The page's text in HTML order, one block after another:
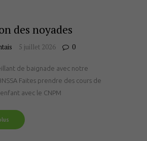
des noyades
5 juillet 2026 0
de baignade avec notre
Faites prendre des cours de
avec le CNPM